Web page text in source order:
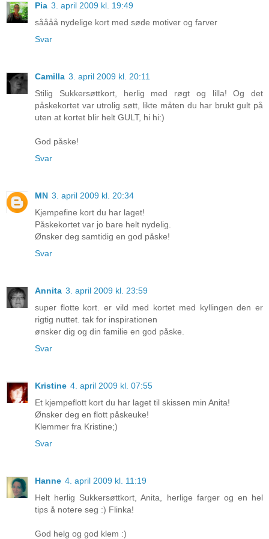
Pia 3. april 2009 kl. 19:49
såååå nydelige kort med søde motiver og farver
Svar
Camilla 3. april 2009 kl. 20:11
Stilig Sukkersøttkort, herlig med røgt og lilla! Og det
påskekortet var utrolig søtt, likte måten du har brukt gult på
uten at kortet blir helt GULT, hi hi:)
God påske!
Svar
MN 3. april 2009 kl. 20:34
Kjempefine kort du har laget!
Påskekortet var jo bare helt nydelig.
Ønsker deg samtidig en god påske!
Svar
Annita 3. april 2009 kl. 23:59
super flotte kort. er vild med kortet med kyllingen den er
rigtig nuttet. tak for inspirationen
ønsker dig og din familie en god påske.
Svar
Kristine 4. april 2009 kl. 07:55
Et kjempeflott kort du har laget til skissen min Anita!
Ønsker deg en flott påskeuke!
Klemmer fra Kristine;)
Svar
Hanne 4. april 2009 kl. 11:19
Helt herlig Sukkersøttkort, Anita, herlige farger og en hel
tips å notere seg :) Flinka!
God helg og god klem :)